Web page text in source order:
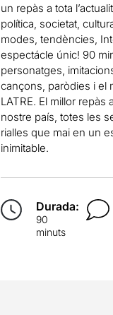
un repàs a tota
política, societat,
modes, tendències,
espectácle únic! 90
personatges,
cançons, paròdies i el
LATRE. El millor repàs
nostre país, totes les
rialles que mai en un
inimitable.
Durada:
90
minuts